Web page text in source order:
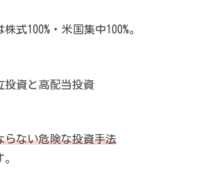
式100%・米国集中100%。
投資と高配当投資
らない危険な投資手法